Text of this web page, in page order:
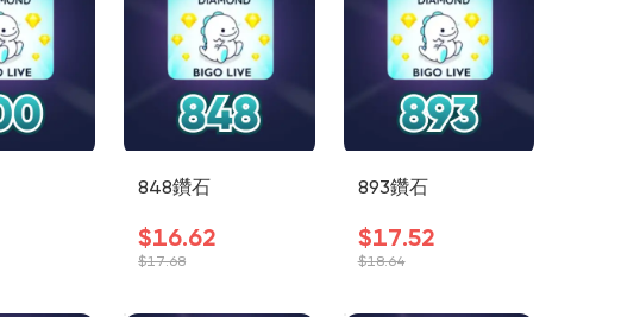
848鑽石
$16.62
$17.68
893鑽石
$17.52
$18.64